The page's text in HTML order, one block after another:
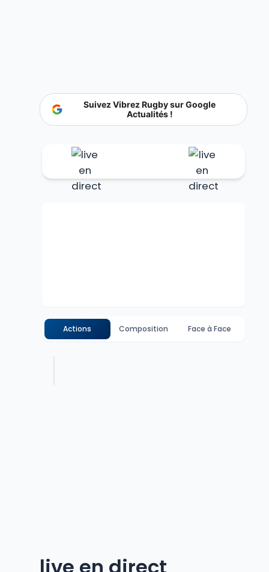
Suivez Vibrez Rugby sur Google
Actualités !
Actions Composition Face à Face